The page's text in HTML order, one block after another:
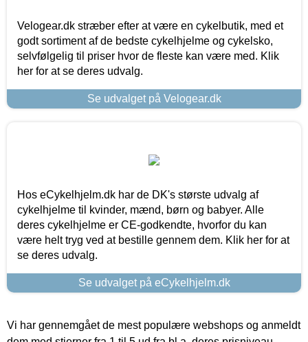
Velogear.dk stræber efter at være en cykelbutik, med et
godt sortiment af de bedste cykelhjelme og cykelsko,
selvfølgelig til priser hvor de fleste kan være med. Klik
her for at se deres udvalg.
Se udvalget på Velogear.dk
Hos eCykelhjelm.dk har de DK's største udvalg af
cykelhjelme til kvinder, mænd, børn og babyer. Alle
deres cykelhjelme er CE-godkendte, hvorfor du kan
være helt tryg ved at bestille gennem dem. Klik her for at
se deres udvalg.
Se udvalget på eCykelhjelm.dk
Vi har gennemgået de mest populære webshops og anmeldt